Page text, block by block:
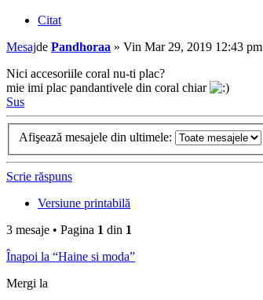
Citat
Mesajde Pandhoraa » Vin Mar 29, 2019 12:43 pm
Nici accesoriile coral nu-ti plac?
mie imi plac pandantivele din coral chiar
Sus
Afişează mesajele din ultimele:
Scrie răspuns
Versiune printabilă
3 mesaje • Pagina 1 din 1
Înapoi la “Haine si moda”
Mergi la